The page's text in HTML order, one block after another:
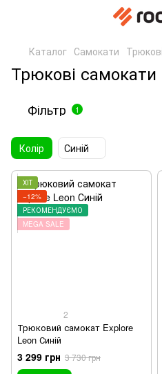
Каталог Самокати
Трюкові самокати
Фільтр 1
Колір Синій
ХІТ
−12%
РЕКОМЕНДУЄМО
MEGA SALE
2
Трюковий самокат Explore
Leon Синій
3 299 грн 3 730 грн